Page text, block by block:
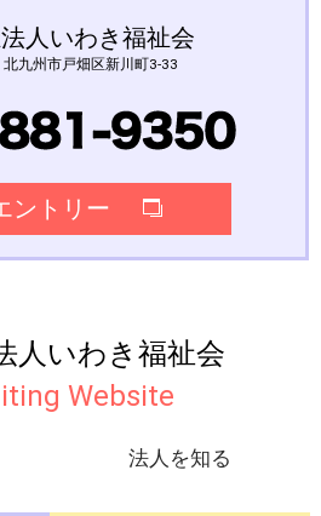
人いわき福祉会
九州市戸畑区新川町3-33
ントリー
人いわき福祉会
Website
法人を知る